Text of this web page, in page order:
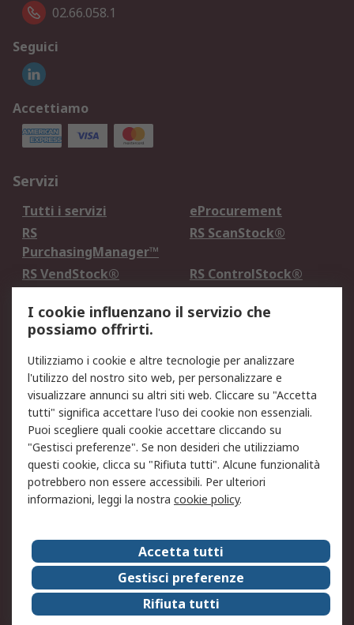
02.66.058.1
Seguici
Accettiamo
Servizi
Tutti i servizi
eProcurement
RS
PurchasingManager™
RS ScanStock®
RS VendStock®
RS ControlStock®
Legale
Informativa Cookie
Informativa Privacy -
Aggiornata
Email Security
Termini d'uso
Condizioni di vendita
Condizioni generali di
servizio
Etica e responsabilità
Chi Siamo
Chi Siamo
Contattaci
Supporto
ESG
Carriere
RS Group
Press Centre
Discovery: il Blog di RS
I cookie influenzano il servizio che
possiamo offrirti.
Utilizziamo i cookie e altre tecnologie per analizzare
l'utilizzo del nostro sito web, per personalizzare e
visualizzare annunci su altri siti web. Cliccare su "Accetta
tutti" significa accettare l'uso dei cookie non essenziali.
Puoi scegliere quali cookie accettare cliccando su
"Gestisci preferenze". Se non desideri che utilizziamo
questi cookie, clicca su "Rifiuta tutti". Alcune funzionalità
potrebbero non essere accessibili. Per ulteriori
informazioni, leggi la nostra cookie policy.
Accetta tutti
Gestisci preferenze
Rifiuta tutti